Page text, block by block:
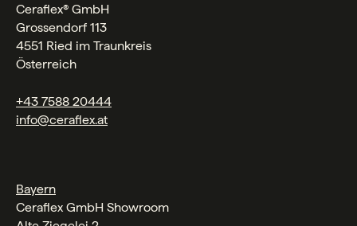
Ceraflex® GmbH
Grossendorf 113
4551 Ried im Traunkreis
Österreich
+43 7588 20444
info@ceraflex.at
Bayern
Ceraflex GmbH Showroom